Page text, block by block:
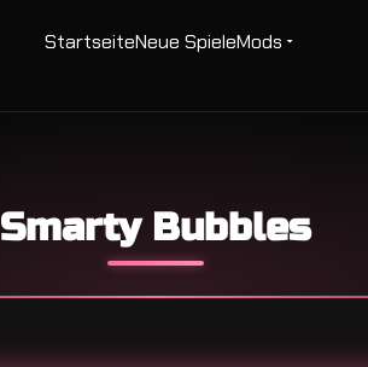
StartseiteNeue SpieleMods
Smarty Bubbles